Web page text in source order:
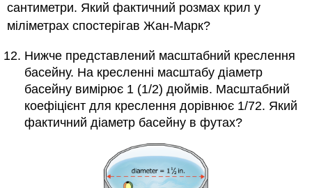
сантиметри. Який фактичний розмах крил у
міліметрах спостерігав Жан-Марк?
Нижче представлений масштабний креслення
басейну. На кресленні масштабу діаметр
басейну вимірює 1 (1/2) дюймів. Масштабний
коефіцієнт для креслення дорівнює 1/72. Який
фактичний діаметр басейну в футах?